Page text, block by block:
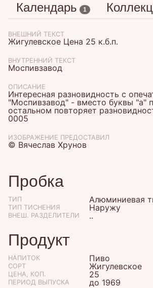
Календарь 1
ВНЕШНИЙ ТЕКСТ
Жигулевское Цена 25 к.б.п.
ВНУТРЕННИЙ ТЕКСТ
Моспивзавод
ОПИСАНИЕ
Интересная разновидность с
"Моспивзавод" - вместо буквы "а"
остальном повторяет
0005
ИЗОБРАЖЕНИЕ ПРЕДОСТАВИЛ
© Вячеслав Хрунов
Пробка
ТИП Алюминиевая
ТИП ТИСНЕНИЯ Наружу
ВНЕШ. РАЗДЕЛИТЕЛИ ..
Продукт
НАПИТОК Пиво
СОРТ Жигулевское
ЦЕНА, КОП. 25
ПЕРИОД ВЫПУСКА до 1969